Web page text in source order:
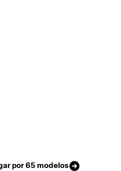
por 65 modelos